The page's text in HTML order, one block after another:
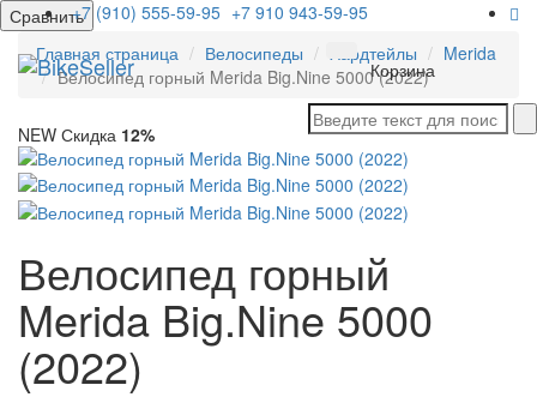
Сравнить+7 (910) 555-59-95 +7 910 943-59-95
Корзина
Главная страница Велосипеды Хардтейлы
Merida
Велосипед горный Merida Big.Nine 5000 (2022)
NEW Скидка 12%
Велосипед горный
Merida Big.Nine 5000
(2022)